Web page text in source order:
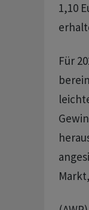
1,10
Für